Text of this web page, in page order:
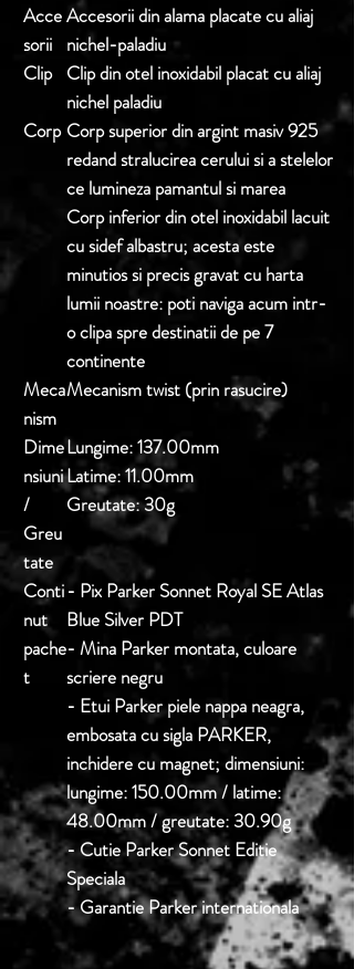
Acce
sorii
Accesorii din alama placate cu aliaj
nichel-paladiu
Clip Clip din otel inoxidabil placat cu aliaj
nichel paladiu
Corp Corp superior din argint masiv 925
redand stralucirea cerului si a stelelor
ce lumineza pamantul si marea
Corp inferior din otel inoxidabil lacuit
cu sidef albastru; acesta este
minutios si precis gravat cu harta
lumii noastre: poti naviga acum intr-
o clipa spre destinatii de pe 7
continente
Meca
nism
Mecanism twist (prin rasucire)
Dime
nsiuni
/
Greu
tate
Lungime:137.00mm
Latime:11.00mm
Greutate:30g
Conti
nut
pache
t
- Pix Parker Sonnet Royal SE Atlas
Blue Silver PDT
- Mina Parker montata, culoare
scriere negru
- Etui Parker piele nappa neagra,
embosata cu sigla PARKER,
inchidere cu magnet; dimensiuni:
lungime: 150.00mm / latime:
48.00mm / greutate: 30.90g
- Cutie Parker Sonnet Editie
Speciala
- Garantie Parker internationala